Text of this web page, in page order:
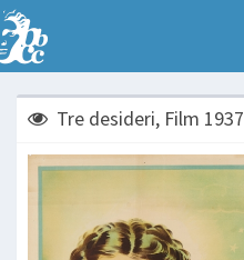
Tre desideri, Film 1937